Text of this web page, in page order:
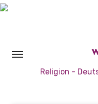
Zum
Religion -